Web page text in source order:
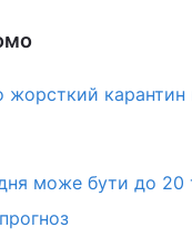
жорсткий
може бути до 20